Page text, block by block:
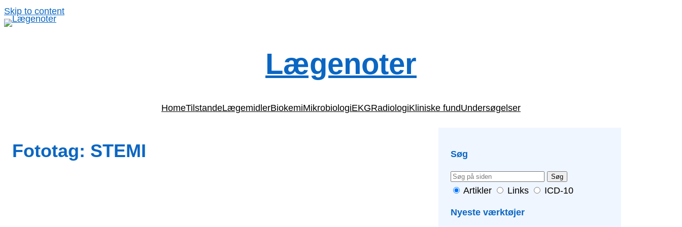
Skip to contentSpring
Lægenoter
HomeTilstandeLægemidlerBiokemiMikrobiologiEKGRadiologiKliniske fundUndersøgelser
Fototag: STEMI Søg
Søg
Artikler Links ICD-10
Nyeste værktøjer